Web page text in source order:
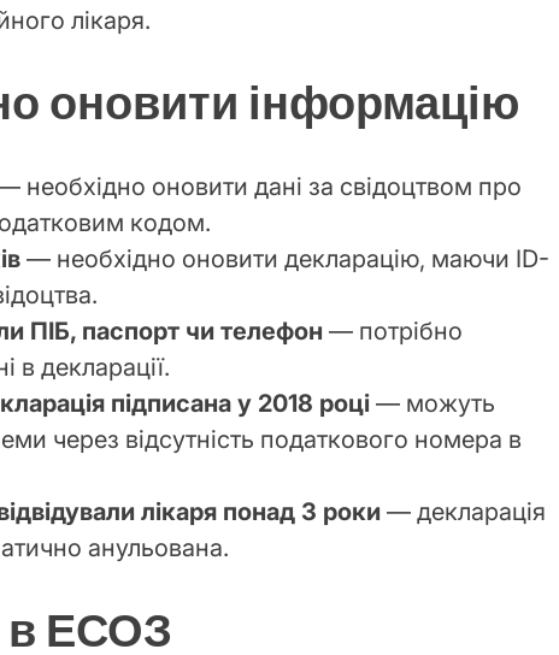
лікаря.
оновити інформацію
необхідно оновити дані за свідоцтвом про
кодом.
— необхідно оновити декларацію, маючи ID-
ПІБ, паспорт чи телефон — потрібно
в декларації.
підписана у 2018 році — можуть
через відсутність податкового номера в
лікаря понад 3 роки — декларація
анульована.
в ЕСОЗ